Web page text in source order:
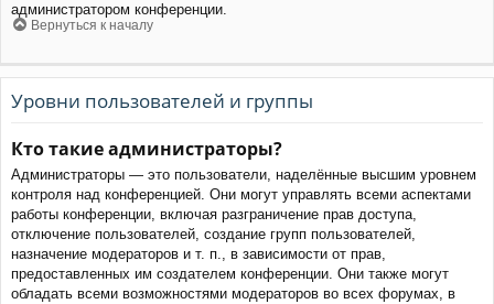
администратором конференции.
Вернуться к началу
Уровни пользователей и группы
Кто такие администраторы?
Администраторы — это пользователи, наделённые высшим уровнем
контроля над конференцией. Они могут управлять всеми аспектами
работы конференции, включая разграничение прав доступа,
отключение пользователей, создание групп пользователей,
назначение модераторов и т. п., в зависимости от прав,
предоставленных им создателем конференции. Они также могут
обладать всеми возможностями модераторов во всех форумах, в